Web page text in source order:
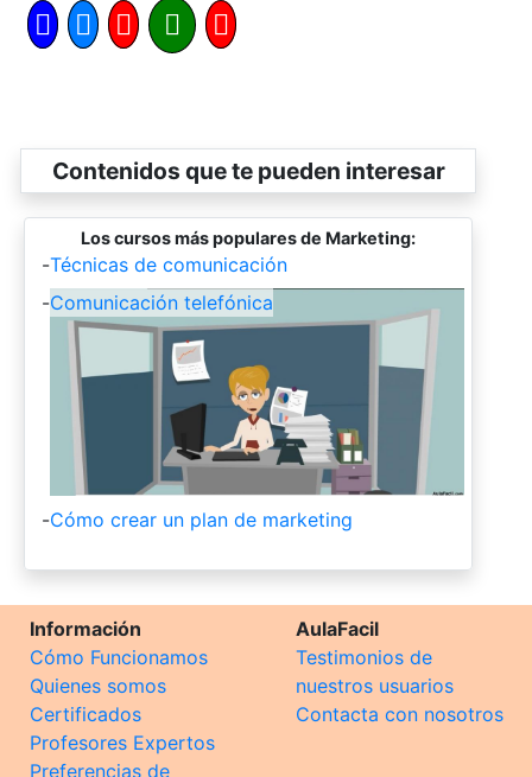
Contenidos que te pueden interesar
Los cursos más populares de Marketing:
-Técnicas de comunicación
-Comunicación telefónica
-Cómo crear un plan de marketing
Información
Cómo Funcionamos
Quienes somos
Certificados
Profesores Expertos
Preferencias de
AulaFacil
Testimonios de
nuestros usuarios
Contacta con nosotros